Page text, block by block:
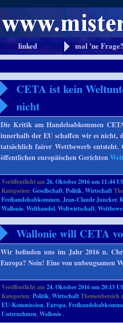
linked
mal 'ne
CETA ist kein
nicht
Die Kritik am Handelsabkommen
innerhalb der EU schaffen wir es nicht,
tatsächlich fairer Wettbewerb
öffentlichen europäischen Gerichten
Veröffentlicht am26. Oktober 2016 um 11:44
Kategorien:Gesellschaft,Politik,Wirtschaft
Freihandelsabkommen,Jean-Claude Juncker,
Wallonie,Welthandel,Weltwirtschaft,
Wallonie will CETA
Wir befinden uns im Jahr 2016 n.
Europa? Nein! Eine von unbeugsamen
Veröffentlicht am24. Oktober 2016 um 20:15
Kategorien:Politik,Wirtschaft
EU-Kommission,Europa,
Unternehmen,Wallonie.